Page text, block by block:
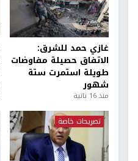
غازي حمد للشرق:
الاتفاق حصيلة مفاوضات
طويلة استمرت ستة
شهور
منذ 16 ثانية
تصريحات خاصة